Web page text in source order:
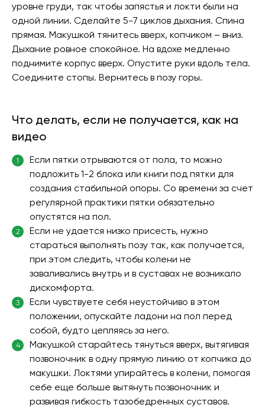
уровне груди, так чтобы запястья и локти были на
одной линии. Сделайте 5-7 циклов дыхания. Спина
прямая. Макушкой тянитесь вверх, копчиком – вниз.
Дыхание ровное спокойное. На вдохе медленно
поднимите корпус вверх. Опустите руки вдоль тела.
Соедините стопы. Вернитесь в позу горы.
Что делать, если не получается, как на
видео
1
Если пятки отрываются от пола, то можно
подложить 1-2 блока или книги под пятки для
создания стабильной опоры. Со времени за счет
регулярной практики пятки обязательно
опустятся на пол.
2
Если не удается низко присесть, нужно
стараться выполнять позу так, как получается,
при этом следить, чтобы колени не
заваливались внутрь и в суставах не возникало
дискомфорта.
3
Если чувствуете себя неустойчиво в этом
положении, опускайте ладони на пол перед
собой, будто цепляясь за него.
4
Макушкой старайтесь тянуться вверх, вытягивая
позвоночник в одну прямую линию от копчика до
макушки. Локтями упирайтесь в колени, помогая
себе еще больше вытянуть позвоночник и
развивая гибкость тазобедренных суставов.